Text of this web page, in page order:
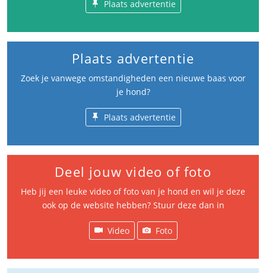
Plaats advertentie
Plaats advertentie
Zoek je vanwege omstandigheden een nieuwe baas voor
je hond?
Plaats advertentie
Deel jouw video of foto
Heb jij een leuke video of foto van je hond en wil je deze
ook op de website hebben? Stuur deze dan in
Video Foto